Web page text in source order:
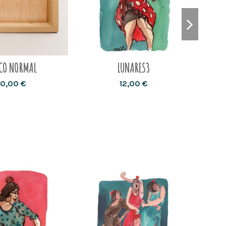
NORMAL
€
LUNARES3
12,00 €